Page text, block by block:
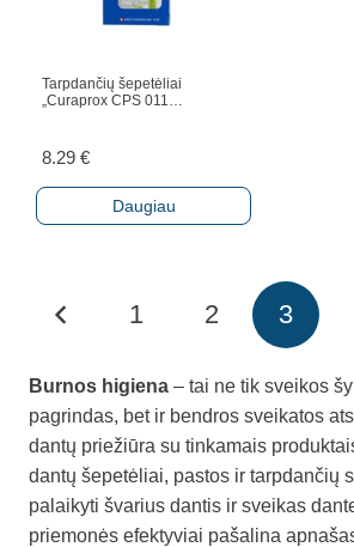
Tarpdančių šepetėliai
„Curaprox CPS 011…
8.29 €
Daugiau
1 2 3
Burnos higiena – tai ne tik sveikos
pagrindas, bet ir bendros sveikatos
dantų priežiūra su tinkamais
dantų šepetėliai, pastos ir tarpdančių
palaikyti švarius dantis ir sveikas
priemonės efektyviai pašalina